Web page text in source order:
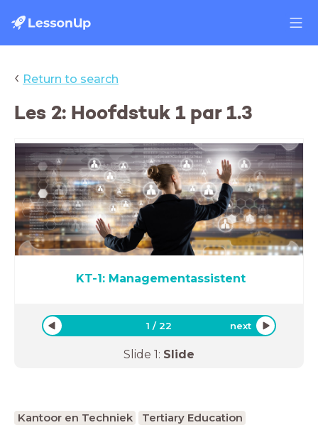
‹ Return to search
Les 2: Hoofdstuk 1 par 1.3
KT-1: Managementassistent
1 /22 next
Slide 1: Slide
Kantoor en Techniek Tertiary Education